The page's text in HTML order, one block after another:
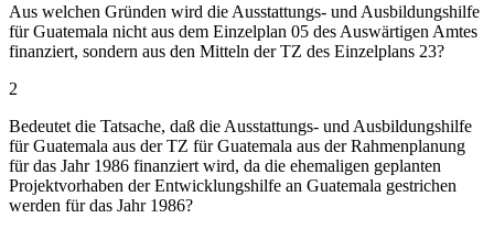
Aus welchen Gründen wird die Ausstattungs- und Ausbildungshilfe
für Guatemala nicht aus dem Einzelplan 05 des Auswärtigen Amtes
finanziert, sondern aus den Mitteln der TZ des Einzelplans 23?
2
Bedeutet die Tatsache, daß die Ausstattungs- und Ausbildungshilfe
für Guatemala aus der TZ für Guatemala aus der Rahmenplanung
für das Jahr 1986 finanziert wird, da die ehemaligen geplanten
Projektvorhaben der Entwicklungshilfe an Guatemala gestrichen
werden für das Jahr 1986?